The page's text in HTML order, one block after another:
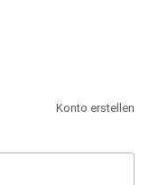
Konto erstellen